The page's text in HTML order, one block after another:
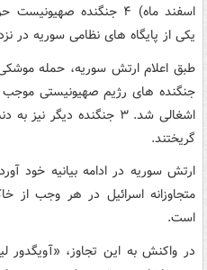
اسفند ماه) ۴ جنگنده
یکی از پایگاه های نظامی سوریه در
طبق اعلام ارتش سوریه، حمله
جنگنده های رژیم صهیونیستی
اشغالی شد. ۳ جنگنده
گریختند.
ارتش سوریه در ادامه بیانیه خود
متجاوزانه اسرائیل در هر وجب از
است.
در واکنش به این تجاوز، «آویگدور